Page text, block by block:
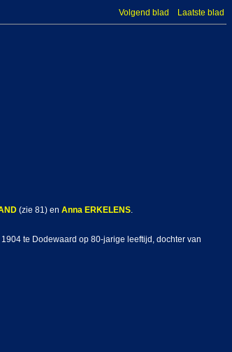
Volgend blad Laatste blad
(zie 81) en Anna ERKELENS.
te Dodewaard op 80-jarige leeftijd, dochter van